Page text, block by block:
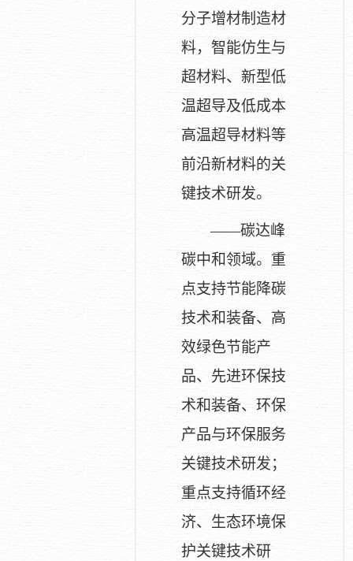
分子增材制造材
料，智能仿生与
超材料、新型低
温超导及低成本
高温超导材料等
前沿新材料的关
键技术研发。
——碳达峰
碳中和领域。重
点支持节能降碳
技术和装备、高
效绿色节能产
品、先进环保技
术和装备、环保
产品与环保服务
关键技术研发；
重点支持循环经
济、生态环境保
护关键技术研